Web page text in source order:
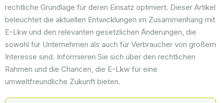
rechtliche Grundlage für deren Einsatz optimiert. Dieser Artikel
beleuchtet die aktuellen Entwicklungen im Zusammenhang mit
E-Lkw und den relevanten gesetzlichen Änderungen, die
sowohl für Unternehmen als auch für Verbraucher von großem
Interesse sind. Informieren Sie sich über den rechtlichen
Rahmen und die Chancen, die E-Lkw für eine
umweltfreundliche Zukunft bieten.